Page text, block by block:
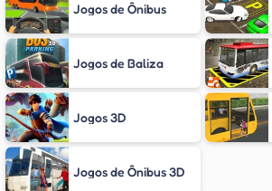
Jogos de Ônibus
Jogos de Baliza
Jogos 3D
Jogos de Ônibus 3D